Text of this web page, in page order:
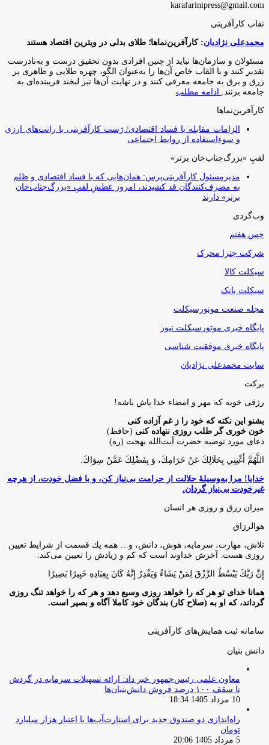
karafarinipress@gmail.com
نقاب کارآفرینی
محمدعلی نژادیان: کارآفرین‌نماها؛ طلای بدلی در ویترین اقتصاد هستند
مسئولان و سازمان‌ها نباید از چنین افرادی بدون تحقیق درست و به‌نادرست
تقدیر کنند و با القاب خاص آ‌ن‌ها را به‌عنوان الگو، چهره طلایی و ظاهری پر
زرق و برق به جامعه معرفی کنند و در نهایت آن‌ها نیز لبخند فریبنده‌ای به
جامعه بزنند.
ادامه مطلب
کارآفرین‌نماها
الزامات مقابله با فساد اقتصادی/ ژست کارآفرینی با رانت‌های ارزی
و سوءاستفاده از روابط اجتماعی
لقبِ «بزرگ‌جناب‌خان برتر»
مدیرمسئول کارآفرینی‌پرس: همان‌هایی که با فساد اقتصادی و ظلم
به مصرف‌کنندگان قد کشیدند، امروز عطشِ لقبِ «بزرگ‌جناب‌خان
برتر» دارند
وب‌گردی
حس هفتم
شرکت چترا محرک
سیکلت کالا
سیکلت بانک
مجله صنعت موتورسیکلت
پایگاه خبری موتورسیکلت نیوز
پایگاه خبری موفقیت شناسی
سایت محمدعلی نژادیان
برکت
رزقی خوبه كه مهر و امضاء خدا پاش باشه!
بشنو این نکته که خود را ز غم آزاده کنی
خون خوری گر طلب روزی ننهاده کنی (حافظ)
دعای مورد توصیه حضرت آیت‌الله بهجت (ره)
اللَّهُمَّ أَغْنِنِي بِحَلَالِكَ عَنْ حَرَامِكَ، وَ بِفَضْلِكَ عَمَّنْ سِوَاكَ‏.
خدایا! مرا به‌وسیلۀ حلالت از حرامت بی‌نیاز کن، و با فضل خودت، از هرچه
غیرخودت بی‌نیاز گردان.
میزان رزق و روزی هر انسان
هوالرزاق
تلاش، مهارت، سرمايه، هوش، دانش، و… همه يك قسمت از شرايط تعيين
روزى هست. آخرش خداوند است كه كم و زيادش را تعيين مى‌كند:
إِنَّ رَبَّكَ يَبْسُطُ الرِّزْقَ لِمَنْ يَشَاءُ وَيَقْدِرُ إِنَّهُ كَانَ بِعِبَادِهِ خَبِيرًا بَصِيرًا
همانا خدای تو هر که را خواهد روزی وسیع دهد و هر که را خواهد تنگ روزی
گرداند، که او به (صلاح کار) بندگان خود کاملا آگاه و بصیر است.
سامانه ثبت همایش‌های کارآفرینی
دانش‌ بنیان‌
معاون علمی رئیس‌جمهور خبر داد: ارائه تسهیلات سرمایه در گردش
تا سقف ۱۰۰ درصد فروش دانش‌بنیان‌ها
10 مرداد 1405 18:34
راه‌اندازی دو صندوق جدید برای استارت‌آپ‌ها با اعتبار هزار میلیارد
تومان
5 مرداد 1405 20:06